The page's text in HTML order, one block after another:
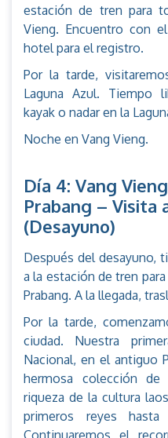
estación de tren para
Vieng. Encuentro con
hotel para el registro.
Por la tarde,
Laguna Azul. Tiempo
kayak o nadar en la
Noche en Vang Vieng.
Día 4: Vang
Prabang – Visita
(Desayuno)
Después del desayuno,
a la estación de tren
Prabang. A la llegada,
Por la tarde,
ciudad. Nuestra
Nacional, en el antiguo
hermosa colección
riqueza de la cultura
primeros reyes
Continuaremos el